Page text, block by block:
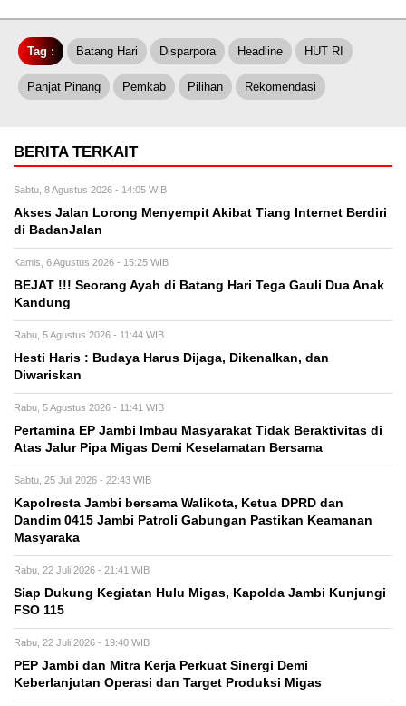
Tag : Batang Hari Disparpora Headline HUT RI
Panjat Pinang Pemkab Pilihan Rekomendasi
BERITA TERKAIT
Sabtu, 8 Agustus 2026 - 14:05 WIB
Akses Jalan Lorong Menyempit Akibat Tiang Internet Berdiri
di BadanJalan
Kamis, 6 Agustus 2026 - 15:25 WIB
BEJAT !!! Seorang Ayah di Batang Hari Tega Gauli Dua Anak
Kandung
Rabu, 5 Agustus 2026 - 11:44 WIB
Hesti Haris : Budaya Harus Dijaga, Dikenalkan, dan
Diwariskan
Rabu, 5 Agustus 2026 - 11:41 WIB
Pertamina EP Jambi Imbau Masyarakat Tidak Beraktivitas di
Atas Jalur Pipa Migas Demi Keselamatan Bersama
Sabtu, 25 Juli 2026 - 22:43 WIB
Kapolresta Jambi bersama Walikota, Ketua DPRD dan
Dandim 0415 Jambi Patroli Gabungan Pastikan Keamanan
Masyaraka
Rabu, 22 Juli 2026 - 21:41 WIB
Siap Dukung Kegiatan Hulu Migas, Kapolda Jambi Kunjungi
FSO 115
Rabu, 22 Juli 2026 - 19:40 WIB
PEP Jambi dan Mitra Kerja Perkuat Sinergi Demi
Keberlanjutan Operasi dan Target Produksi Migas